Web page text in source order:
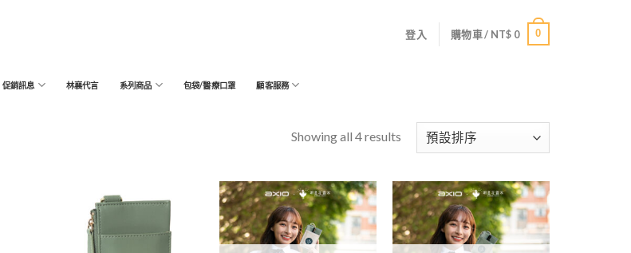
登入 購物車 / NT$ 0 0
促銷訊息 林襄代言 系列商品 包袋/醫療口罩 顧客服務
Showing all 4 results